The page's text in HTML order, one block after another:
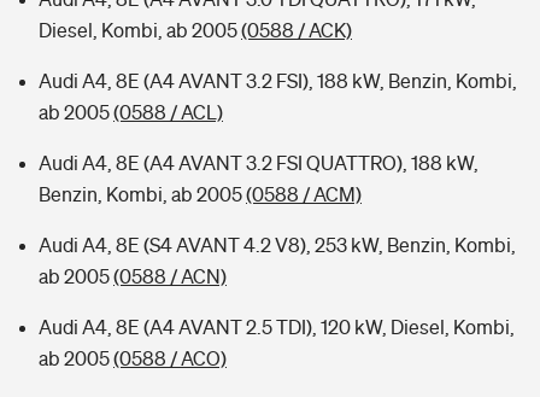
Diesel, Kombi, ab 2005(0588 / ACK)
Audi A4, 8E (A4 AVANT 3.2 FSI), 188 kW, Benzin, Kombi,
ab 2005(0588 / ACL)
Audi A4, 8E (A4 AVANT 3.2 FSI QUATTRO), 188 kW,
Benzin, Kombi, ab 2005(0588 / ACM)
Audi A4, 8E (S4 AVANT 4.2 V8), 253 kW, Benzin, Kombi,
ab 2005(0588 / ACN)
Audi A4, 8E (A4 AVANT 2.5 TDI), 120 kW, Diesel, Kombi,
ab 2005(0588 / ACO)